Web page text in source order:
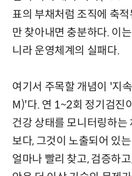
표의 부채처럼 조직에 축
만 찾아내면 충분하다. 이
니라 운영체계의 실패다.
여기서 주목할 개념이 '지
M)'다. 연 1~2회 정기검진
건강 상태를 모니터링하는
보다, 그것이 노출되어 있
얼마나 빨리 찾고, 검증하